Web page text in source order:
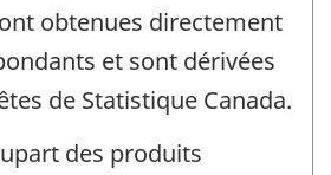
obtenues directement
et sont dérivées
de Statistique Canada.
des produits